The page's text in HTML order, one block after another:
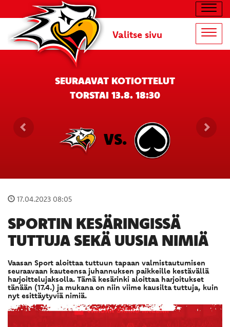
Valitse sivu
SEURAAVAT KOTIOTTELUT
TORSTAI 13.8. 18:30
VS.
17.04.2023 08:05
SPORTIN KESÄRINGISSÄ
TUTTUJA SEKÄ UUSIA NIMIÄ
Vaasan Sport aloittaa tuttuun tapaan valmistautumisen
seuraavaan kauteensa juhannuksen paikkeille kestävällä
harjoittelujaksolla. Tämä kesärinki aloittaa harjoitukset
tänään (17.4.) ja mukana on niin viime kausilta tuttuja, kuin
nyt esittäytyviä nimiä.